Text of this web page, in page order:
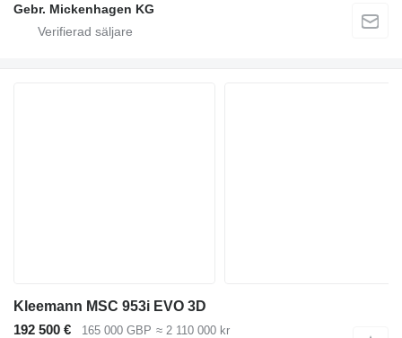
Gebr. Mickenhagen KG
Kleemann MSC 953i EVO 3D
192 500 €
165 000 GBP ≈ 2 110 000 kr